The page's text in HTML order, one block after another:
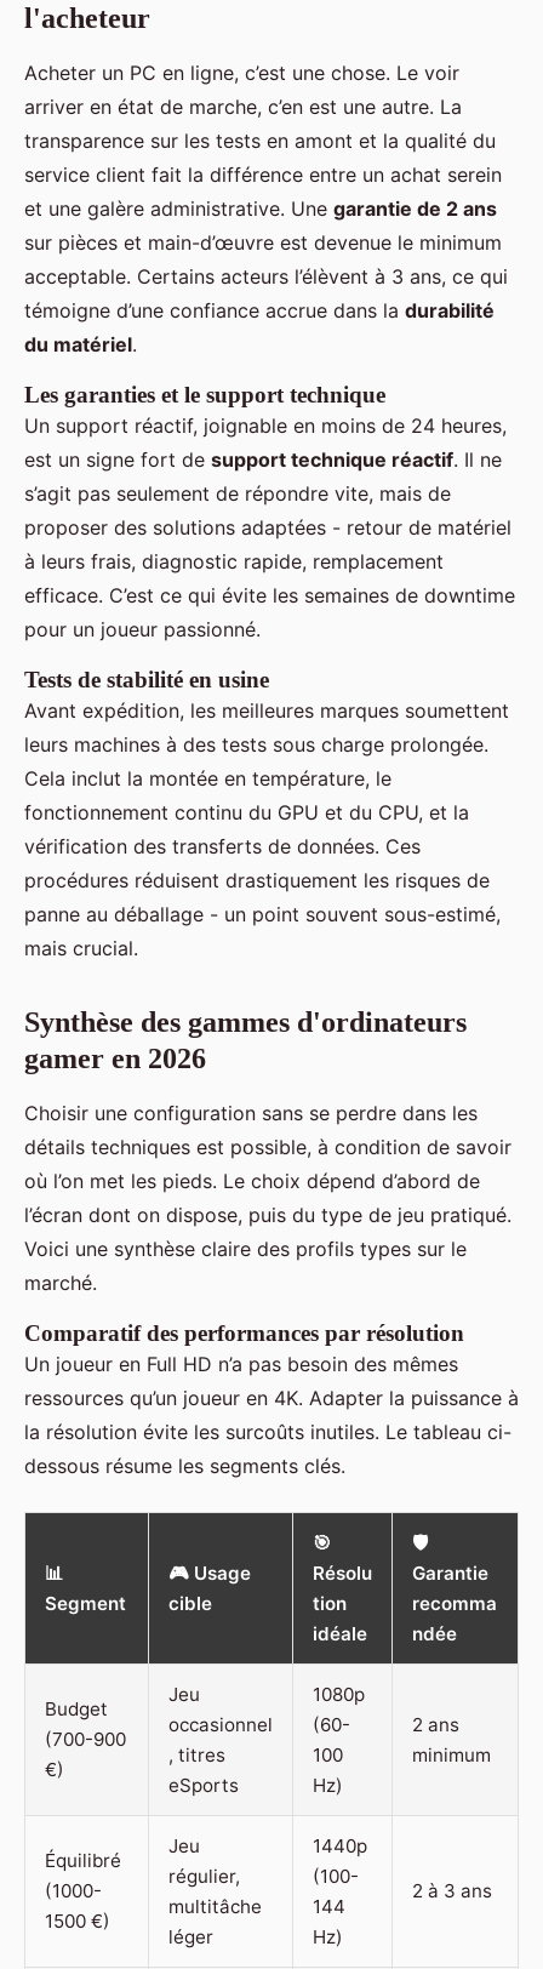
l'acheteur
Acheter un PC en ligne, c’est une chose. Le voir
arriver en état de marche, c’en est une autre. La
transparence sur les tests en amont et la qualité du
service client fait la différence entre un achat serein
et une galère administrative. Une garantie de 2 ans
sur pièces et main-d’œuvre est devenue le minimum
acceptable. Certains acteurs l’élèvent à 3 ans, ce qui
témoigne d’une confiance accrue dans la durabilité
du matériel.
Les garanties et le support technique
Un support réactif, joignable en moins de 24 heures,
est un signe fort de support technique réactif. Il ne
s’agit pas seulement de répondre vite, mais de
proposer des solutions adaptées - retour de matériel
à leurs frais, diagnostic rapide, remplacement
efficace. C’est ce qui évite les semaines de downtime
pour un joueur passionné.
Tests de stabilité en usine
Avant expédition, les meilleures marques soumettent
leurs machines à des tests sous charge prolongée.
Cela inclut la montée en température, le
fonctionnement continu du GPU et du CPU, et la
vérification des transferts de données. Ces
procédures réduisent drastiquement les risques de
panne au déballage - un point souvent sous-estimé,
mais crucial.
Synthèse des gammes d'ordinateurs
gamer en 2026
Choisir une configuration sans se perdre dans les
détails techniques est possible, à condition de savoir
où l’on met les pieds. Le choix dépend d’abord de
l’écran dont on dispose, puis du type de jeu pratiqué.
Voici une synthèse claire des profils types sur le
marché.
Comparatif des performances par résolution
Un joueur en Full HD n’a pas besoin des mêmes
ressources qu’un joueur en 4K. Adapter la puissance à
la résolution évite les surcoûts inutiles. Le tableau ci-
dessous résume les segments clés.
📊
Segment
🎮 Usage
cible
🎯
Résolu
tion
idéale
🛡️
Garantie
recomma
ndée
Budget
(700-900
€)
Jeu
occasionnel
, titres
eSports
1080p
(60-
100
Hz)
2 ans
minimum
Équilibré
(1000-
1500 €)
Jeu
régulier,
multitâche
léger
1440p
(100-
144
Hz)
2 à 3 ans